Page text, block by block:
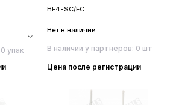
упак
HF4-SC/FC
Нет в наличии
В наличии у партнеров: 0 шт
Цена после регистрации